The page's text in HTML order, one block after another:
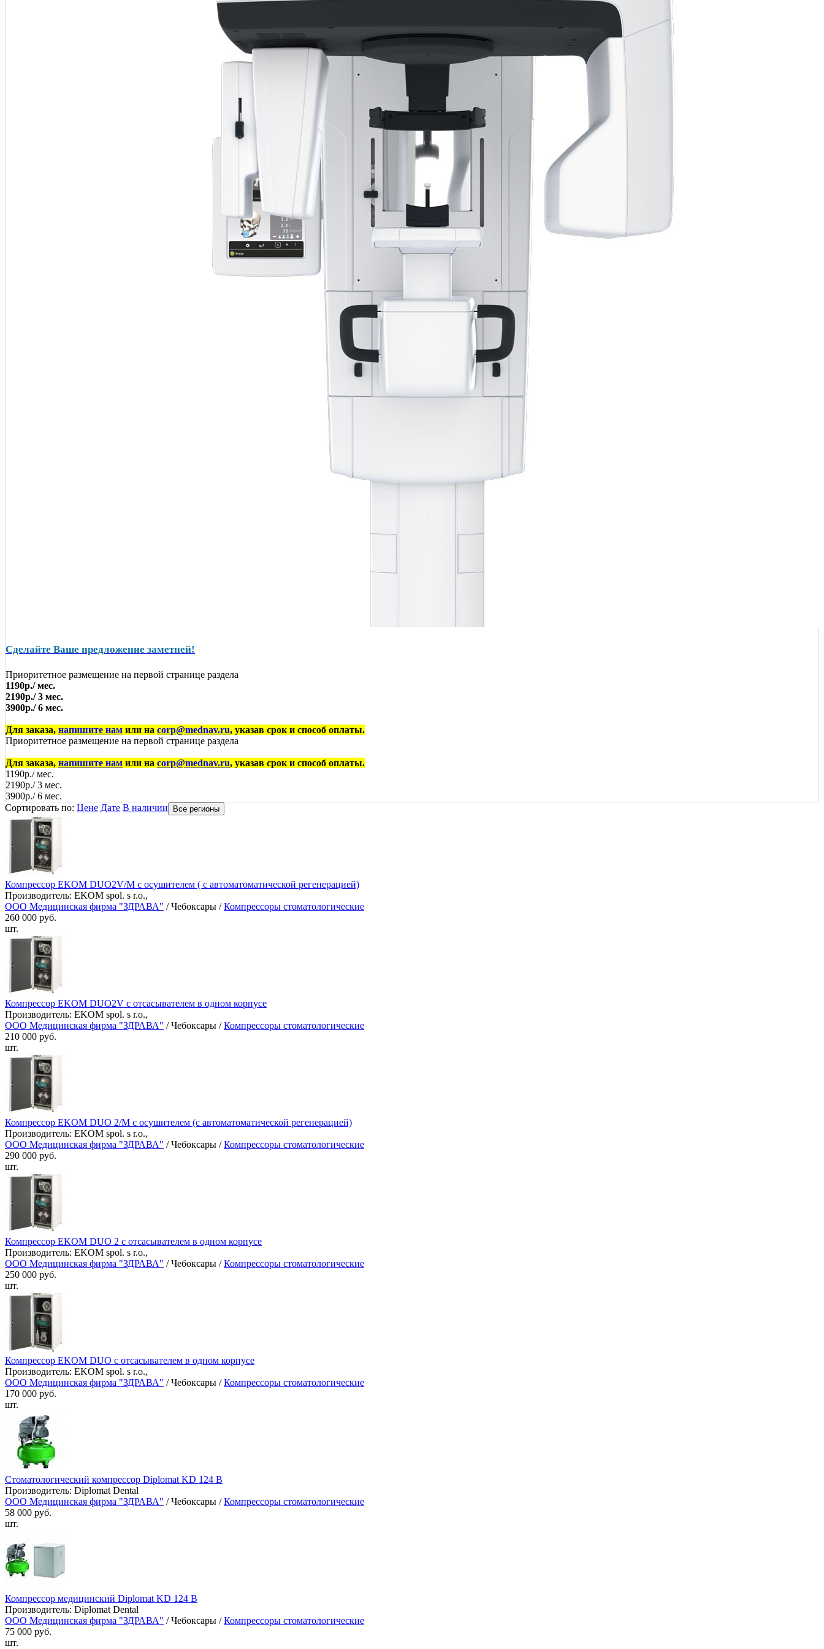
Сделайте Ваше предложение заметней!
Приоритетное размещение на первой странице раздела
1190р./ мес.
2190р./ 3 мес.
3900р./ 6 мес.
Для заказа, напишите нам или на corp@mednav.ru, указав срок и способ оплаты.
Приоритетное размещение на первой странице раздела
Для заказа, напишите нам или на corp@mednav.ru, указав срок и способ оплаты.
1190р./ мес.
2190р./ 3 мес.
3900р./ 6 мес.
Сортировать по: Цене Дате В наличии Все регионы
Компрессор EKOM DUO2V/M с осушителем ( с автоматоматической регенерацией)
Производитель: EKOM spol. s r.o.,
ООО Медицинская фирма "ЗДРАВА" / Чебоксары /Компрессоры стоматологические
260 000 руб.
шт.
Компрессор EKOM DUO2V с отсасывателем в одном корпусе
Производитель: EKOM spol. s r.o.,
ООО Медицинская фирма "ЗДРАВА" / Чебоксары /Компрессоры стоматологические
210 000 руб.
шт.
Компрессор EKOM DUO 2/M с осушителем (с автоматоматической регенерацией)
Производитель: EKOM spol. s r.o.,
ООО Медицинская фирма "ЗДРАВА" / Чебоксары /Компрессоры стоматологические
290 000 руб.
шт.
Компрессор EKOM DUO 2 с отсасывателем в одном корпусе
Производитель: EKOM spol. s r.o.,
ООО Медицинская фирма "ЗДРАВА" / Чебоксары /Компрессоры стоматологические
250 000 руб.
шт.
Компрессор EKOM DUO с отсасывателем в одном корпусе
Производитель: EKOM spol. s r.o.,
ООО Медицинская фирма "ЗДРАВА" / Чебоксары /Компрессоры стоматологические
170 000 руб.
шт.
Стоматологический компрессор Diplomat KD 124 B
Производитель: Diplomat Dental
ООО Медицинская фирма "ЗДРАВА" / Чебоксары /Компрессоры стоматологические
58 000 руб.
шт.
Компрессор медицинский Diplomat KD 124 В
Производитель: Diplomat Dental
ООО Медицинская фирма "ЗДРАВА" / Чебоксары /Компрессоры стоматологические
75 000 руб.
шт.